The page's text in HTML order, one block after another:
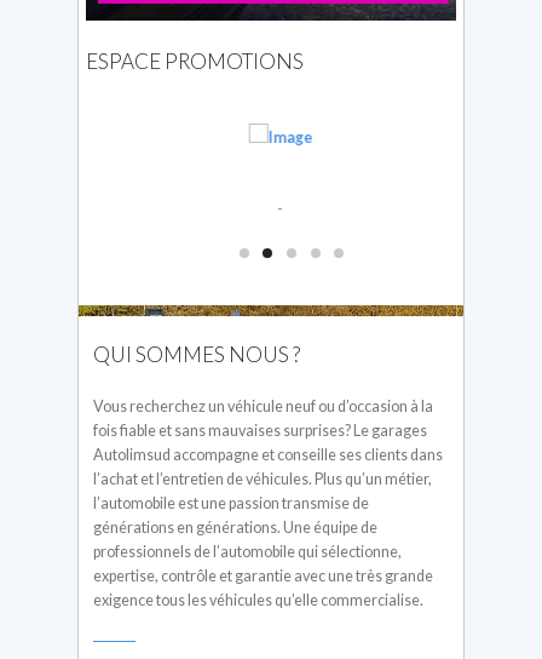
ESPACE PROMOTIONS
QUI SOMMES NOUS ?
Vous recherchez un véhicule neuf ou d’occasion à la
fois fiable et sans mauvaises surprises? Le garages
Autolimsud accompagne et conseille ses clients dans
l’achat et l’entretien de véhicules. Plus qu’un métier,
l’automobile est une passion transmise de
générations en générations. Une équipe de
professionnels de l’automobile qui sélectionne,
expertise, contrôle et garantie avec une très grande
exigence tous les véhicules qu’elle commercialise.